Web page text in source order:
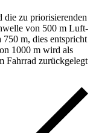
die zu prio­risierenden
von 500 m Luft­
m, dies ent­spricht
1000 m wird als
Fahr­rad zurück­gelegt